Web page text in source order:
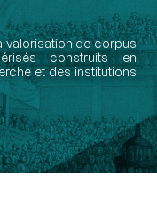
valorisation de corpus
construits en
et des institutions